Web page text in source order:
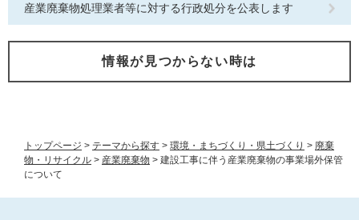
トップページ > テーマから探す > 環境・まちづくり・県土づくり > 廃棄
物・リサイクル > 産業廃棄物 > 建設工事に伴う産業廃棄物の事業場外保管
について
産業廃棄物処理業者等に対する行政処分を公表します
情報が見つからない時は